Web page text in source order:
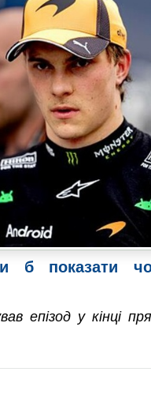
б показати
епізод у кінці